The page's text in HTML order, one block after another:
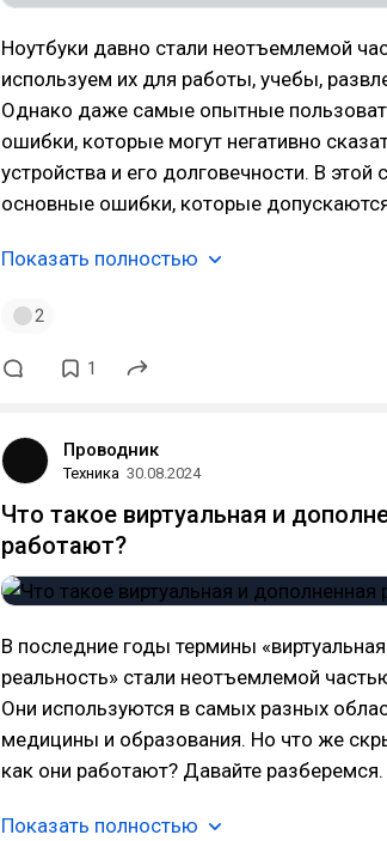
Ноутбуки давно стали неотъемлемой
используем их для работы, учебы,
Однако даже самые опытные
ошибки, которые могут негативно
устройства и его долговечности. В
основные ошибки, которые
Показать полностью
2
1
Проводник
Техника 30.08.2024
Что такое виртуальная и
работают?
В последние годы термины
реальность» стали неотъемлемой
Они используются в самых разных
медицины и образования. Но что же
как они работают? Давайте разберемся.
Показать полностью